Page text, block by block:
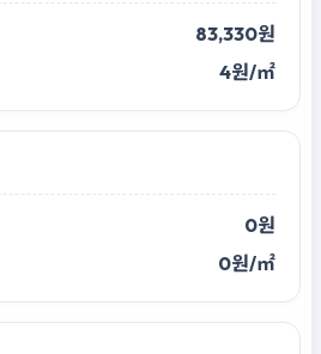
83,330원
4원/㎡
0원
0원/㎡